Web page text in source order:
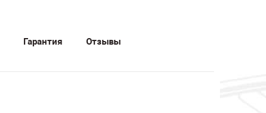
Гарантия Отзывы